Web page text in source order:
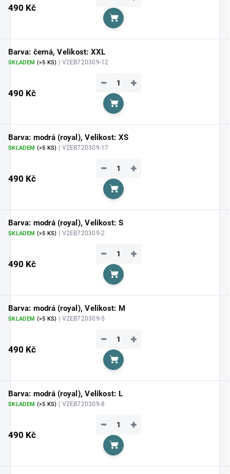
490 Kč
Do košíku
Barva: černá, Velikost: XXL
SKLADEM (>5 KS) | V2EB720309-12
490 Kč
+
−
Do košíku
Barva: modrá (royal), Velikost: XS
SKLADEM (>5 KS) | V2EB720309-17
490 Kč
+
−
Do košíku
Barva: modrá (royal), Velikost: S
SKLADEM (>5 KS) | V2EB720309-2
490 Kč
+
−
Do košíku
Barva: modrá (royal), Velikost: M
SKLADEM (>5 KS) | V2EB720309-5
490 Kč
+
−
Do košíku
Barva: modrá (royal), Velikost: L
SKLADEM (>5 KS) | V2EB720309-8
490 Kč
+
−
Do košíku